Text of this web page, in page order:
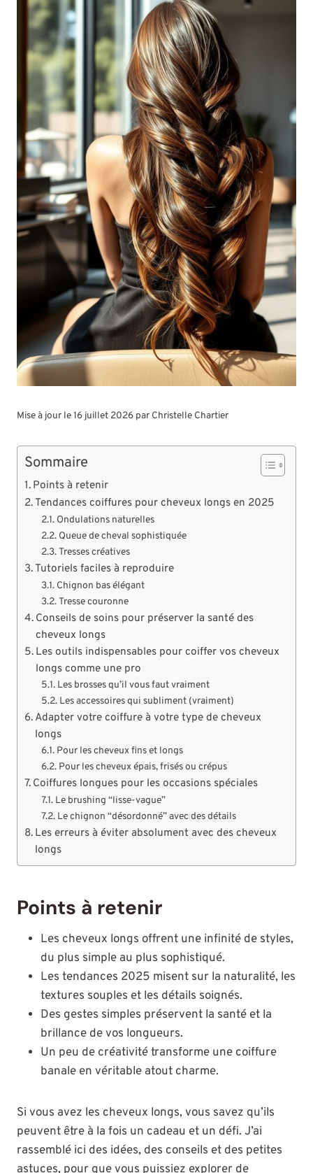
Mise à jour le 16 juillet 2026 par Christelle Chartier
Sommaire
Points à retenir
Tendances coiffures pour cheveux longs en 2025
Ondulations naturelles
Queue de cheval sophistiquée
Tresses créatives
Tutoriels faciles à reproduire
Chignon bas élégant
Tresse couronne
Conseils de soins pour préserver la santé des
cheveux longs
Les outils indispensables pour coiffer vos cheveux
longs comme une pro
Les brosses qu’il vous faut vraiment
Les accessoires qui subliment (vraiment)
Adapter votre coiffure à votre type de cheveux
longs
Pour les cheveux fins et longs
Pour les cheveux épais, frisés ou crépus
Coiffures longues pour les occasions spéciales
Le brushing “lisse-vague”
Le chignon “désordonné” avec des détails
Les erreurs à éviter absolument avec des cheveux
longs
Points à retenir
Les cheveux longs offrent une infinité de styles,
du plus simple au plus sophistiqué.
Les tendances 2025 misent sur la naturalité, les
textures souples et les détails soignés.
Des gestes simples préservent la santé et la
brillance de vos longueurs.
Un peu de créativité transforme une coiffure
banale en véritable atout charme.
Si vous avez les cheveux longs, vous savez qu’ils
peuvent être à la fois un cadeau et un défi. J’ai
rassemblé ici des idées, des conseils et des petites
astuces, pour que vous puissiez explorer de